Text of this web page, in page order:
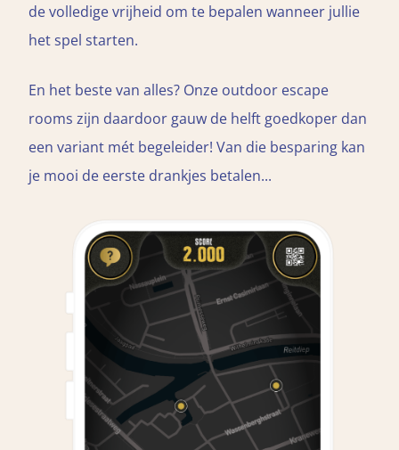
de volledige vrijheid om te bepalen wanneer jullie
het spel starten.
En het beste van alles? Onze outdoor escape
rooms zijn daardoor gauw de helft goedkoper dan
een variant mét begeleider! Van die besparing kan
je mooi de eerste drankjes betalen...